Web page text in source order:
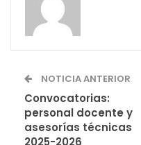
NOTICIA ANTERIOR
Convocatorias:
personal docente y
asesorías técnicas
2025-2026